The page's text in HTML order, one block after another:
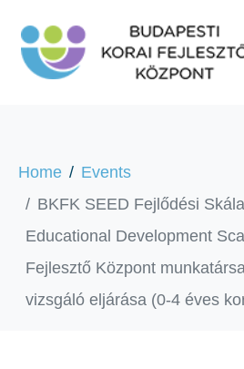
Home
Events
BKFK SEED Fejlődési
Educational Development
Fejlesztő Központ
vizsgáló eljárása (0-4 éves